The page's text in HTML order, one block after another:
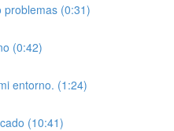
problemas (0:31)
(0:42)
entorno. (1:24)
(10:41)